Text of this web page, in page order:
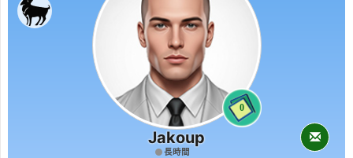
0
Jakoup
長時間